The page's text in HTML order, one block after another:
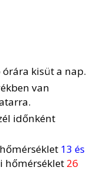
kisüt a nap.
van
időnként
13 és
hőmérséklet 26